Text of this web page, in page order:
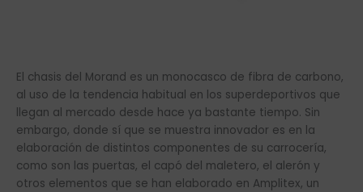
El chasis del Morand es un monocasco de fibra de carbono,
al uso de la tendencia habitual en los superdeportivos que
llegan al mercado desde hace ya bastante tiempo. Sin
embargo, donde sí que se muestra innovador es en la
elaboración de distintos componentes de su carrocería,
como son las puertas, el capó del maletero, el alerón y
otros elementos que se han elaborado en Amplitex, un